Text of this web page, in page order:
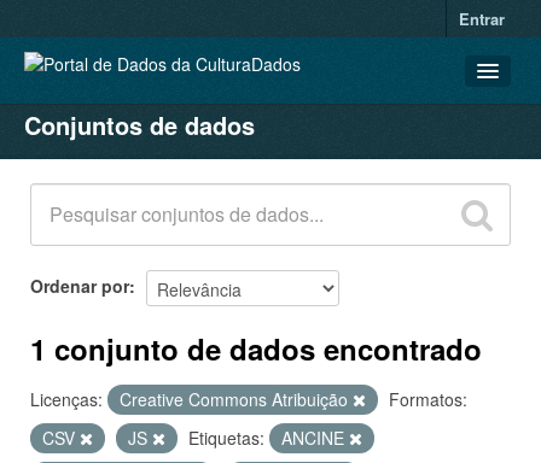
Entrar
CONJUNTOS DE DADOS
ORGANIZAÇÕES
GRUPOS
SOBRE
Conjuntos de dados
Ordenar por
1 conjunto de dados encontrado
Licenças: Creative Commons Atribuição
Formatos:
CSV
JS Etiquetas:
ANCINE